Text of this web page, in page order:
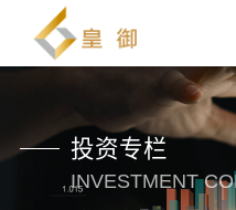
投资专栏
INVESTMENT